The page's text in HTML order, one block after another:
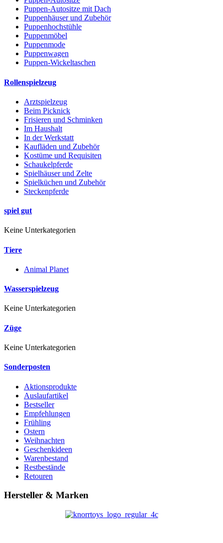
Puppen-Autositze mit Dach
Puppenhäuser und Zubehör
Puppenhochstühle
Puppenmöbel
Puppenmode
Puppenwagen
Puppen-Wickeltaschen
Rollenspielzeug
Arztspielzeug
Beim Picknick
Frisieren und Schminken
Im Haushalt
In der Werkstatt
Kaufläden und Zubehör
Kostüme und Requisiten
Schaukelpferde
Spielhäuser und Zelte
Spielküchen und Zubehör
Steckenpferde
spiel gut
Keine Unterkategorien
Tiere
Animal Planet
Wasserspielzeug
Keine Unterkategorien
Züge
Keine Unterkategorien
Sonderposten
Aktionsprodukte
Auslaufartikel
Bestseller
Empfehlungen
Frühling
Ostern
Weihnachten
Geschenkideen
Warenbestand
Restbestände
Retouren
Hersteller & Marken